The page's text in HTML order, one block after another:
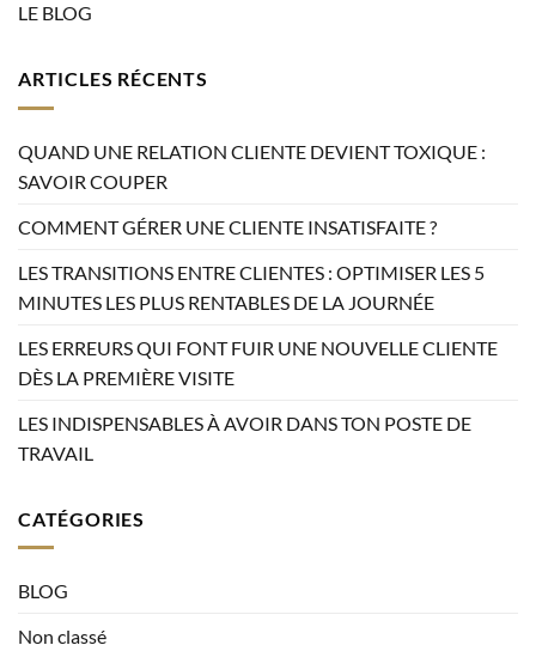
LE BLOG
ARTICLES RÉCENTS
QUAND UNE RELATION CLIENTE DEVIENT TOXIQUE :
SAVOIR COUPER
COMMENT GÉRER UNE CLIENTE INSATISFAITE ?
LES TRANSITIONS ENTRE CLIENTES : OPTIMISER LES 5
MINUTES LES PLUS RENTABLES DE LA JOURNÉE
LES ERREURS QUI FONT FUIR UNE NOUVELLE CLIENTE
DÈS LA PREMIÈRE VISITE
LES INDISPENSABLES À AVOIR DANS TON POSTE DE
TRAVAIL
CATÉGORIES
BLOG
Non classé